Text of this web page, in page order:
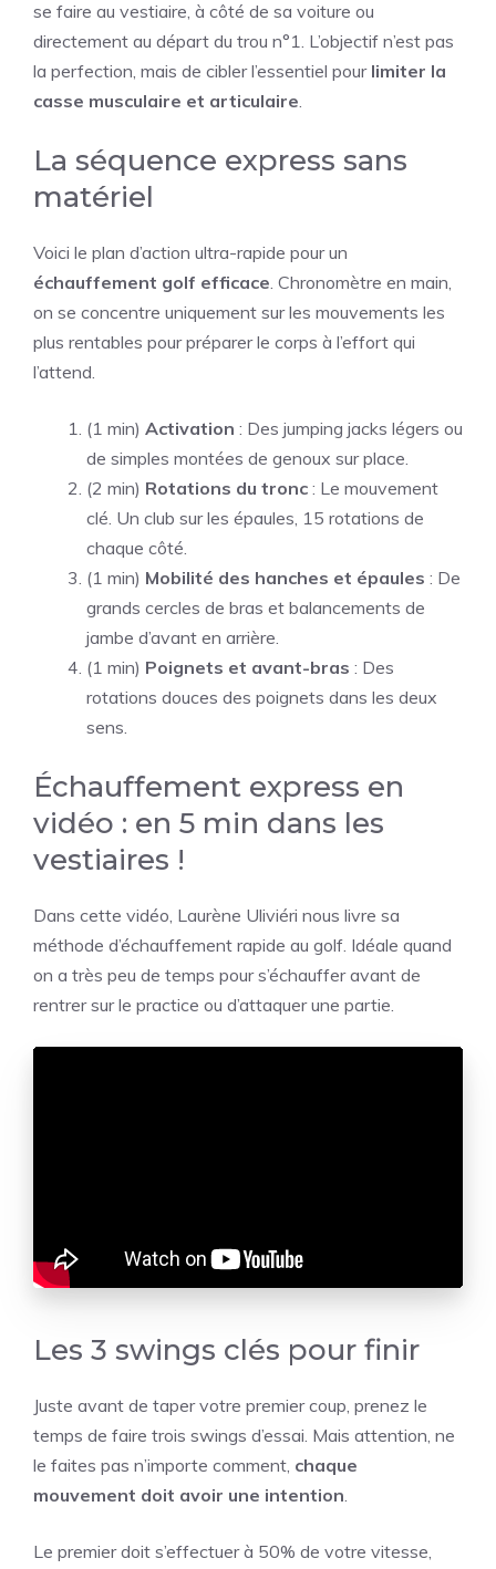
se faire au vestiaire, à côté de sa voiture ou
directement au départ du trou n°1. L’objectif n’est pas
la perfection, mais de cibler l’essentiel pour limiter la
casse musculaire et articulaire
La séquence express sans
matériel
Voici le plan d’action ultra-rapide pour un
échauffement golf efficace . Chronomètre en main,
on se concentre uniquement sur les mouvements les
plus rentables pour préparer le corps à l’effort qui
l’attend.
(1 min) Activation : Des jumping jacks légers ou
de simples montées de genoux sur place.
(2 min) Rotations du tronc : Le mouvement
clé. Un club sur les épaules, 15 rotations de
chaque côté.
(1 min) Mobilité des hanches et épaules : De
grands cercles de bras et balancements de
jambe d’avant en arrière.
(1 min) Poignets et avant-bras : Des
rotations douces des poignets dans les deux
sens.
Échauffement express en
vidéo : en 5 min dans les
vestiaires !
Dans cette vidéo, Laurène Uliviéri nous livre sa
méthode d’échauffement rapide au golf. Idéale quand
on a très peu de temps pour s’échauffer avant de
rentrer sur le practice ou d’attaquer une partie.
Les 3 swings clés pour finir
Juste avant de taper votre premier coup, prenez le
temps de faire trois swings d’essai. Mais attention, ne
le faites pas n’importe comment, chaque
mouvement doit avoir une intention.
Le premier doit s’effectuer à 50% de votre vitesse,